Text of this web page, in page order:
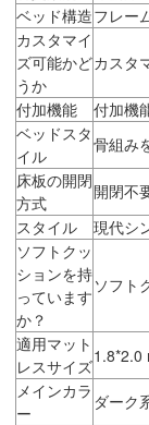
ベッド構造フレー
カスタマイ
ズ可能かど
うか
カスタ
付加機能
付加機
ベッドスタ
イル
骨組み
床板の開閉
方式
開閉不
スタイル
現代シ
ソフトクッ
ションを持
っています
か？
ソフト
適用マット
レスサイズ1.8*2.0
メインカラ
ー
ダーク